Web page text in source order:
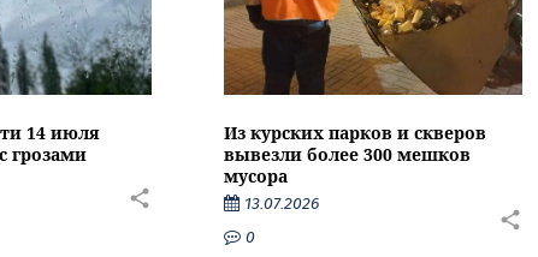
14 июля
грозами
Из курских парков и скверов
вывезли более 300 мешков
мусора
13.07.2026
0